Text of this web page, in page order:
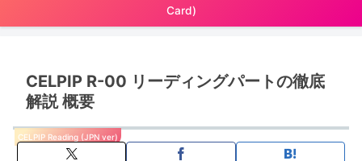
Card)
CELPIP R-00 リーディングパートの徹底
解説 概要
CELPIP Reading (JPN ver)